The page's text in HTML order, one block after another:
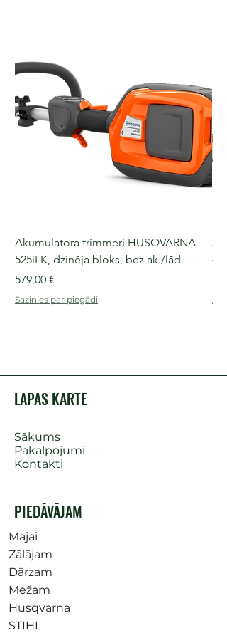
Akumulatora trimmeri HUSQVARNA
525iLK, dzinēja bloks, bez ak./lād.
Cena
579,00 €
Sazinies par piegādi
LAPAS KARTE
Sākums
Pakalpojumi
Kontakti
PIEDĀVĀJAM
Mājai
Zālājam
Dārzam
Mežam
Husqvarna
STIHL